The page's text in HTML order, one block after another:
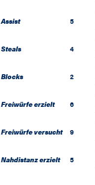
Assist 5
Steals 4
Blocks 2
Freiwürfe erzielt 6
Freiwürfe versucht 9
Nahdistanz erzielt 5